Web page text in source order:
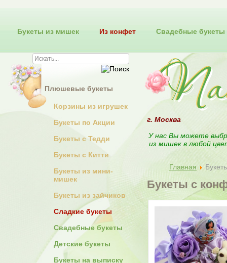
Букеты из мишек Из конфет Свадебные букеты
Плюшевые букеты
Корзины из игрушек
Букеты по Акции
Букеты с Тедди
Букеты с Китти
Букеты из мини-
мишек
Букеты из зайчиков
Сладкие букеты
Свадебные букеты
Детские букеты
Букеты на выписку
г. Москва
У нас Вы можете
из мишек в любой
Главная
Букеты с